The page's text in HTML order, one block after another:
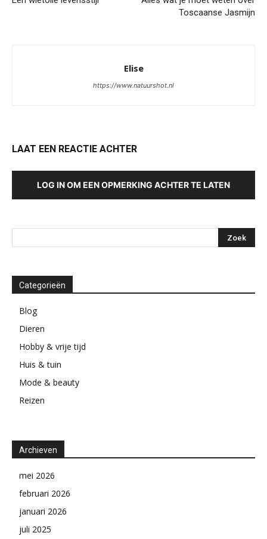
Toscaanse Jasmijn
Elise
https://www.natuurshot.nl
LAAT EEN REACTIE ACHTER
LOG IN OM EEN OPMERKING ACHTER TE LATEN
Categorieën
Blog
Dieren
Hobby & vrije tijd
Huis & tuin
Mode & beauty
Reizen
Archieven
mei 2026
februari 2026
januari 2026
juli 2025